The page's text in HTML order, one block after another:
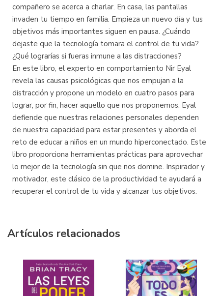
compañero se acerca a charlar. En casa, las pantallas
invaden tu tiempo en familia. Empieza un nuevo día y tus
objetivos más importantes siguen en pausa. ¿Cuándo
dejaste que la tecnología tomara el control de tu vida?
¿Qué lograrías si fueras inmune a las distracciones?
En este libro, el experto en comportamiento Nir Eyal
revela las causas psicológicas que nos empujan a la
distracción y propone un modelo en cuatro pasos para
lograr, por fin, hacer aquello que nos proponemos. Eyal
defiende que nuestras relaciones personales dependen
de nuestra capacidad para estar presentes y aborda el
reto de educar a niños en un mundo hiperconectado. Este
libro proporciona herramientas prácticas para aprovechar
lo mejor de la tecnología sin que nos domine. Inspirador y
motivador, este clásico de la productividad te ayudará a
recuperar el control de tu vida y alcanzar tus objetivos.
Artículos relacionados